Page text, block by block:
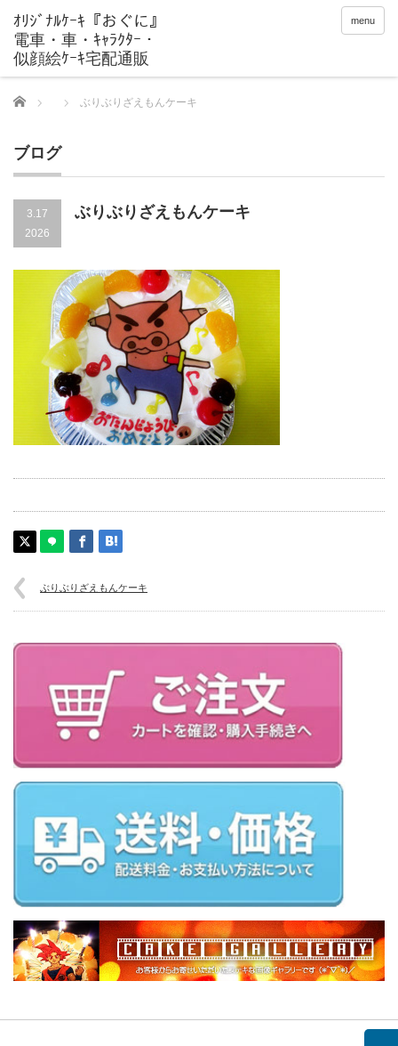
menu
Home ぶりぶりざえもんケーキ
ブログ
3.17
2026
ぶりぶりざえもんケーキ
ぶりぶりざえもんケーキ